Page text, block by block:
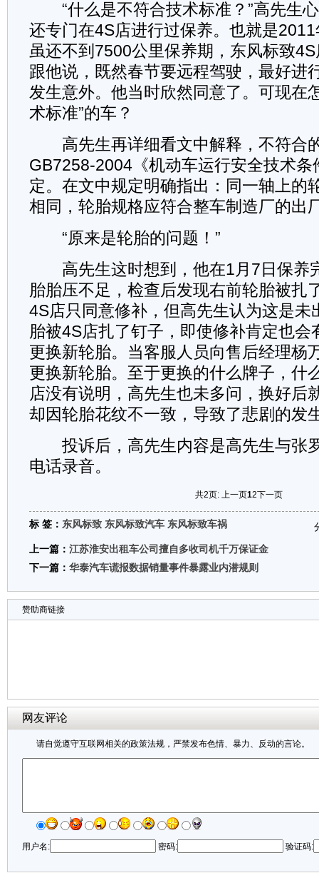
“什么是不符合技术标准？”高先生
还专门在4S店进行过保养。也就是
虽还不到7500公里保养期，东风标致
跟他说，既然春节要远程驾驶，最好进
发生意外。他当时欣然同意了。可现在
术标准”的车？
高先生再详细看文中解释，不符合
GB7258-2004《机动车运行安全技术条
定。在文中规定明确指出：同一轴上的
相同，轮胎规格应符合整车制造厂的出
“原来是轮胎的问题！”
高先生这时想到，他在1月7日保养
胎胎压不足，检查后发现右前轮胎被扎
4S店只同意修补，但高先生认为这是未
胎被4S店扎了钉子，即使修补肯定也会
更换新轮胎。当客服人员向售后经理杨
更换新轮胎。至于更换的什么牌子，什
店没有说明，高先生也未多问，换好后
却因轮胎花纹不一致，导致了悲剧的发
投诉后，高先生内容是高先生与张
电话录音。
共2页: 上一页12下一页
标 签： 东风标致 东风标致汽车 东风标致车祸
上一篇： 江苏淮安出租车公司擅自多收司机千万保证金
下一篇： 华泰汽车谎报数据销量事件暴露业内潜规则
赞助商链接
网友评论
请自觉遵守互联网相关的政策法规，严禁发布色情、暴力、反动的言论。
用户名: 密码: 验证码: